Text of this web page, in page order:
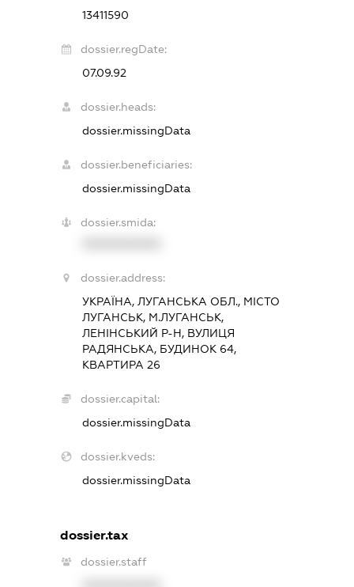
13411590
dossier.regDate:
07.09.92
dossier.heads:
dossier.missingData
dossier.beneficiaries:
dossier.missingData
dossier.smida:
dossier.address:
УКРАЇНА, ЛУГАНСЬКА ОБЛ., МІСТО
ЛУГАНСЬК, М.ЛУГАНСЬК,
ЛЕНІНСЬКИЙ Р-Н, ВУЛИЦЯ
РАДЯНСЬКА, БУДИНОК 64,
КВАРТИРА 26
dossier.capital:
dossier.missingData
dossier.kveds:
dossier.missingData
dossier.tax
dossier.staff